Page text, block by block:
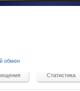
обмен